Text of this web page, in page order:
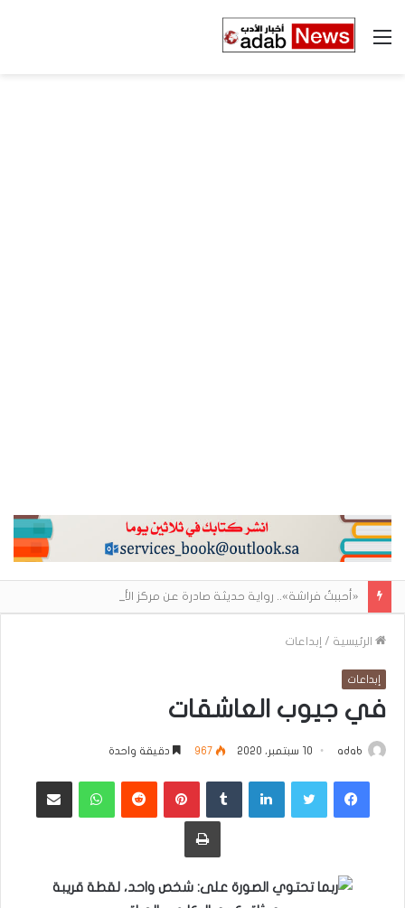
القائمة
الرئيسية / إبداعات
إبداعات
في جيوب العاشقات
adab 10 سبتمبر، 2020 967 دقيقة واحدة
فيسبوكتويتر لينكدإن ‏Tumblr بينتيريست
‏Reddit واتساب مشاركة عبر البريد
طباعة